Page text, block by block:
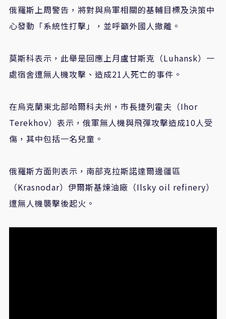
俄羅斯上周警告，將對與烏軍相關的基輔目標及決策中
心發動「系統性打擊」，並呼籲外國人撤離。
莫斯科表示，此舉是回應上月盧甘斯克（Luhansk）一
處宿舍遭無人機攻擊、造成21人死亡的事件。
在烏克蘭東北部哈爾科夫州，市長捷列霍夫（Ihor
Terekhov）表示，俄軍無人機與飛彈攻擊造成10人受
傷，其中包括一名兒童。
俄羅斯方面則表示，南部克拉斯諾達爾邊疆區
（Krasnodar）伊爾斯基煉油廠（Ilsky oil refinery）
遭無人機襲擊後起火。